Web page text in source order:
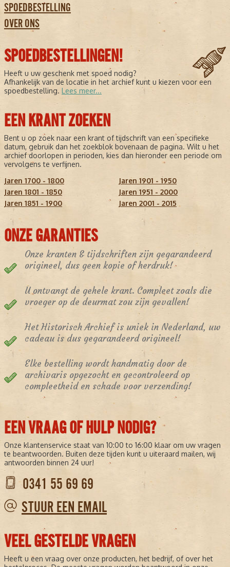
SPOEDBESTELLING
OVER ONS
SPOEDBESTELLINGEN!
Heeft u uw geschenk met spoed nodig?
Afhankelijk van de locatie in het archief kunt u kiezen voor een
spoedbestelling. Lees meer...
EEN KRANT ZOEKEN
Bent u op zoek naar een krant of tijdschrift van een specifieke
datum, gebruik dan het zoekblok bovenaan de pagina. Wilt u het
archief doorlopen in perioden, kies dan hieronder een periode om
vervolgens te verfijnen.
Jaren 1700 - 1800
Jaren 1801 - 1850
Jaren 1851 - 1900
Jaren 1901 - 1950
Jaren 1951 - 2000
Jaren 2001 - 2015
ONZE GARANTIES
Onze kranten & tijdschriften zijn gegarandeerd
origineel, dus geen kopie of herdruk!
U ontvangt de gehele krant. Compleet zoals die
vroeger op de deurmat zou zijn gevallen!
Het Historisch Archief is uniek in Nederland, uw
cadeau is dus gegarandeerd origineel!
Elke bestelling wordt handmatig door de
archivaris opgezocht en gecontroleerd op
compleetheid en schade voor verzending!
EEN VRAAG OF HULP NODIG?
Onze klantenservice staat van 10:00 to 16:00 klaar om uw vragen
te beantwoorden. Buiten deze tijden kunt u uiteraard mailen, wij
antwoorden binnen 24 uur!
0341 55 69 69
STUUR EEN EMAIL
VEEL GESTELDE VRAGEN
Heeft u een vraag over onze producten, het bedrijf, of over het